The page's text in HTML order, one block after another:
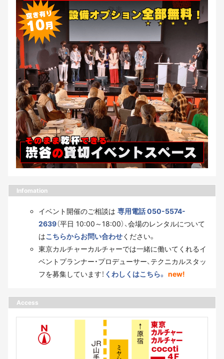
Infomation
イベント開催のご相談は 専用電話 050-5574-
2639（平日 10:00～18:00）、会場のレンタルについて
はこちらからお問い合わせください。
東京カルチャーカルチャーでは一緒に働いてくれるイ
ベントプランナー・プロデューサー、テクニカルスタッ
フを募集しています！ くわしくはこちら。 new!
Access